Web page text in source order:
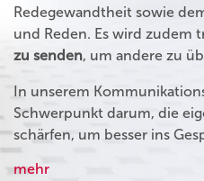
Redegewandtheit sowie
und Reden. Es wird zudem
zu senden, um andere zu
In unserem
Schwerpunkt darum, die
schärfen, um besser ins
mehr